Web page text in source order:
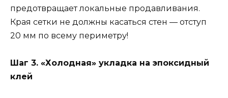
предотвращает локальные продавливания.
Края сетки не должны касаться стен — отступ
20 мм по всему периметру!
Шаг 3. «Холодная» укладка на эпоксидный
клей